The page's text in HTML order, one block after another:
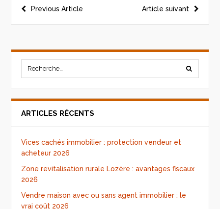
Article suivant
Previous Article
ARTICLES RÉCENTS
Vices cachés immobilier : protection vendeur et
acheteur 2026
Zone revitalisation rurale Lozère : avantages fiscaux
2026
Vendre maison avec ou sans agent immobilier : le
vrai coût 2026